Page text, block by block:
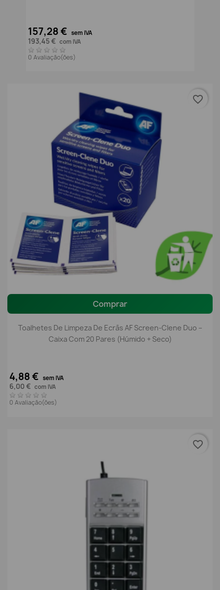
157,28 € sem IVA
193,45 € com IVA
0 Avaliação(ões)
Comprar
Toalhetes De Limpeza De Ecrãs AF Screen-Clene Duo –
Caixa Com 20 Pares (Húmido + Seco)
4,88 € sem IVA
6,00 € com IVA
0 Avaliação(ões)
favorite_border
favorite_border